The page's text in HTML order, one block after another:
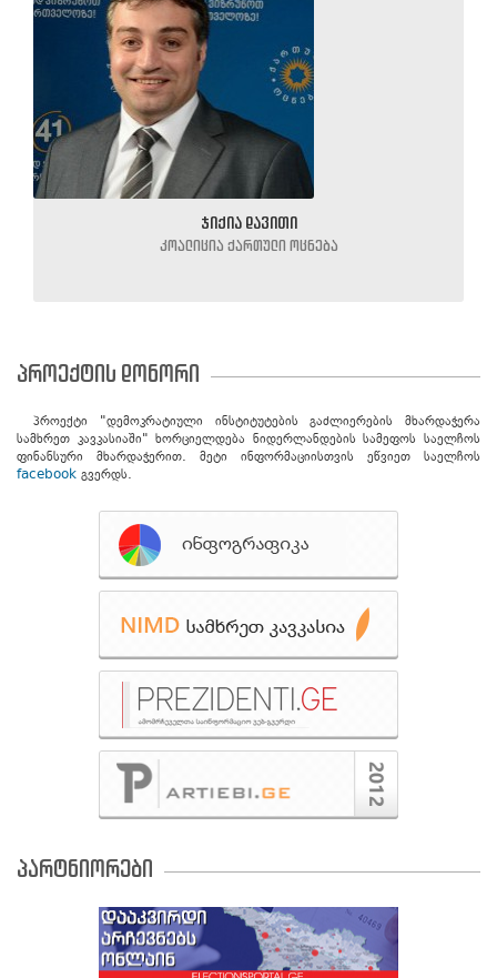
ჯიქია დავითი
კოალიცია ქართული ოცნება
პროექტის დონორი
პროექტი "დემოკრატიული ინსტიტუტების გაძლიერების მხარდაჭერა
სამხრეთ კავკასიაში" ხორციელდება ნიდერლანდების სამეფოს საელჩოს
ფინანსური მხარდაჭერით. მეტი ინფორმაციისთვის ეწვიეთ საელჩოს
facebook გვერდს.
პარტნიორები